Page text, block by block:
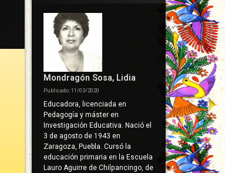
derecha
Mondragón Sosa, Lidia
Publicado: 11/03/2020
Educadora, licenciada en
Pedagogía y máster en
Investigación Educativa. Nació el
3 de agosto de 1943 en
Zaragoza, Puebla. Cursó la
educación primaria en la Escuela
Lauro Aguirre de Chilpancingo, de